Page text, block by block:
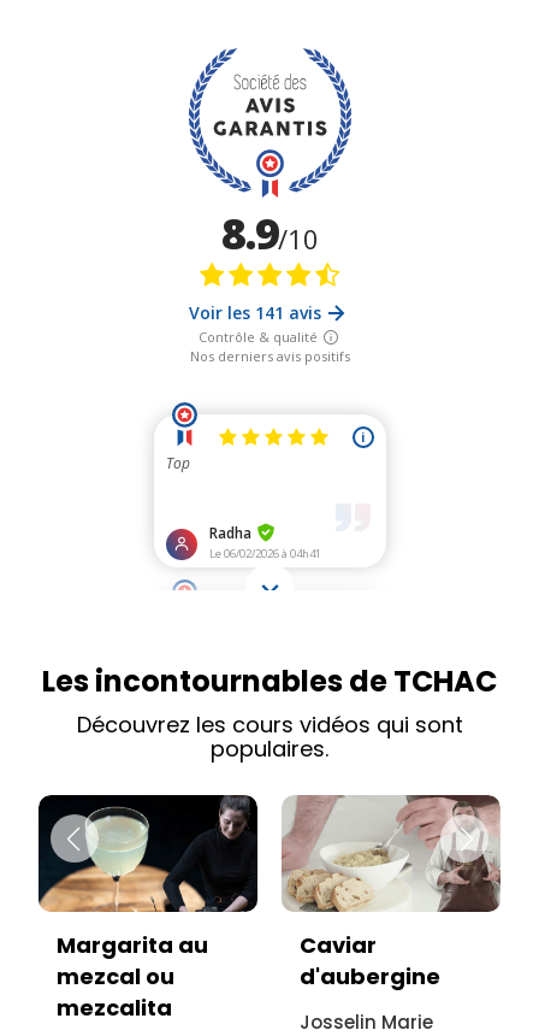
Les incontournables de TCHAC
Découvrez les cours vidéos qui sont
populaires.
Margarita au
mezcal ou
mezcalita
Caviar
d'aubergine
Josselin Marie